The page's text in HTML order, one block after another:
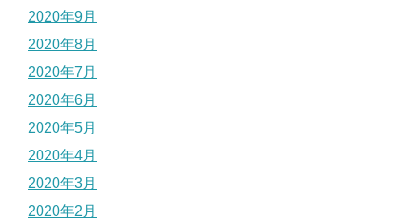
2020年9月
2020年8月
2020年7月
2020年6月
2020年5月
2020年4月
2020年3月
2020年2月